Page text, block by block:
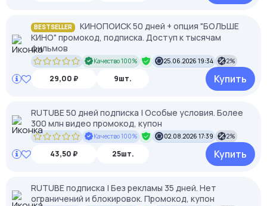
BESTSELLER
КИНОПОИСК 50 дней + опция "БОЛЬШЕ
КИНО" промокод, подписка. Доступ к тысячам
фильмов
Качество 100% 25.06.2026 19:34 2%
29,00 ₽ 9шт. Купить
RUTUBE 50 дней подписка | Особые условия. Более
300 млн видео промокод, купон
Качество 100% 02.08.2026 17:39 2%
43,50 ₽ 25шт. Купить
RUTUBE подписка | Без рекламы 35 дней. Нет
ограничений и блокировок. Промокод, купон